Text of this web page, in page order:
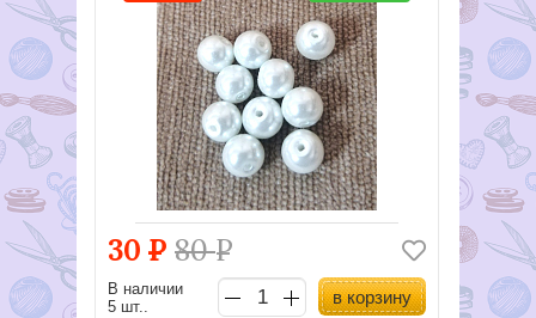
30 Р 80Р
В наличии
5 шт..
в корзину